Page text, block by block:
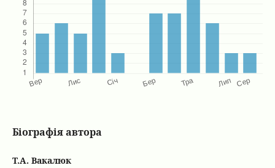
Біографія автора
Т.А. Вакалюк